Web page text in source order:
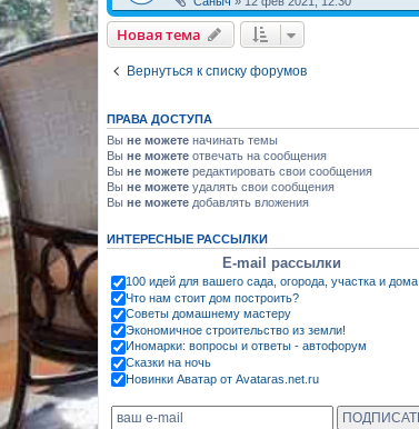
Новая тема
Вернуться к списку форумов
ПРАВА ДОСТУПА
Вы не можете начинать темы
Вы не можете отвечать на сообщения
Вы не можете редактировать свои сообщения
Вы не можете удалять свои сообщения
Вы не можете добавлять вложения
ИНТЕРЕСНЫЕ РАССЫЛКИ
E-mail рассылки
100 идей для вашего сада, огорода, участка и дома
Что нам стоит дом построить?
Советы домашнему мастеру
Экономичное строительство из земли!
Иномарки: вопросы и ответы - автофорум
Сказки на ночь
Новинки Аватар от Avataras.net.ru